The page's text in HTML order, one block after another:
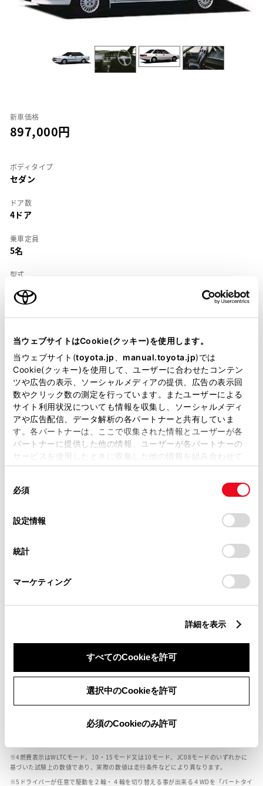
当ウェブサイトはCookie(クッキー)を使用します。
当ウェブサイト(toyota.jp manual.toyota.jp)では
Cookie(クッキー)を使用して、ユーザーに合わせたコンテン
ツや広告の表示、ソーシャルメディアの提供、広告の表示回
数やクリック数の測定を行っています。またユーザーによる
サイト利用状況についても情報を収集し、ソーシャルメディ
アや広告配信、データ解析の各パートナーと共有していま
す。各パートナーは、ここで収集された情報とユーザーが各
パートナーに提供した他の情報、ユーザーが各パートナーの
サービスを使用したときに収集した他の情報を組み合わせて
使用することがあります。当ウェブサイトの使用を続行する
デバイスにすべてのCookie(クッキー)が保存されることに同
意したことになります。Cookie(クッキー)のオプトアウト、
設定の変更、同意を撤回したりするにあたっては、当社の
「Cookie（クッキー）情報の取り扱いについて
」をご覧くだ
必須
設定情報
統計
マーケティング
詳細を表示
すべてのCookieを許可
選択中のCookieを許可
必須のCookieのみ許可
新車価格
897,000
ボディタイプ
セダン
ドア数
4ドア
乗車定員
5名
型式
4225×1655×1365mm
ホイールベース ※1
2430mm
トレッド前／後
1430/1410mm
室内長×室内幅× 室内高
1785 × 1380 ×1150mm
車両重量
890kg
装備・オプション
ールベースが左右で数値が異なる場合がございます。
エンジン仕様により、×2の表記がしてある場合がございます。（ロータリーエンジ
燃費表示はWLTCモード、10・15モード又は10モード、JC08モードのいずれかに
基づいた試験上の数値であり、実際の数値は走行条件などにより異なります。
ドライバーが任意で駆動を２輪・４輪を切り替える事が出来る４WDを「パートタイ